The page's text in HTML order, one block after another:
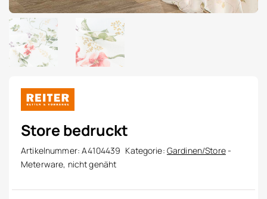
Store bedruckt
Artikelnummer:A4104439 Kategorie: Gardinen/Store-
Meterware, nicht genäht